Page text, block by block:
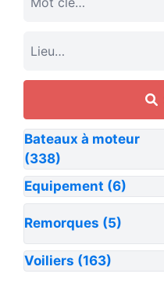
Bateaux à moteur
(338)
Equipement (6)
Remorques (5)
Voiliers (163)